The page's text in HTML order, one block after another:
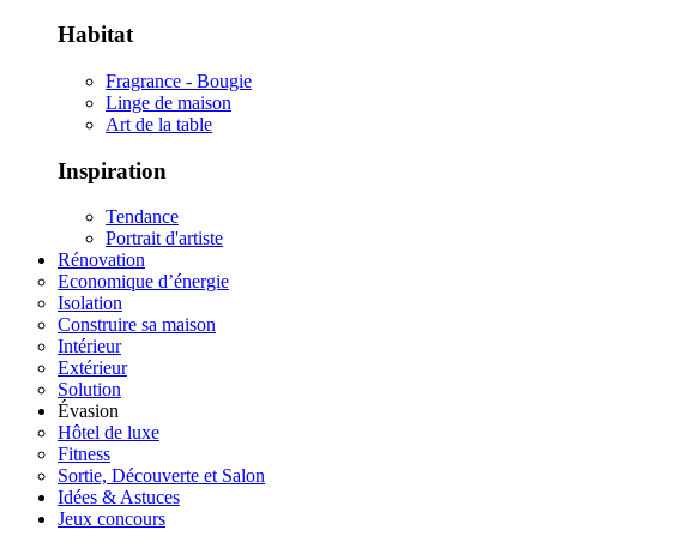
Habitat
Fragrance - Bougie
Linge de maison
Art de la table
Inspiration
Tendance
Portrait d'artiste
Rénovation
Economique d’énergie
Isolation
Construire sa maison
Intérieur
Extérieur
Solution
Évasion
Hôtel de luxe
Fitness
Sortie, Découverte et Salon
Idées & Astuces
Jeux concours